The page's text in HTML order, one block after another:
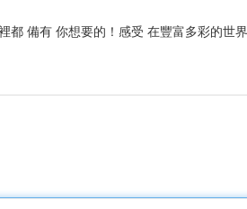
備有 你想要的！感受 在豐富多彩的世